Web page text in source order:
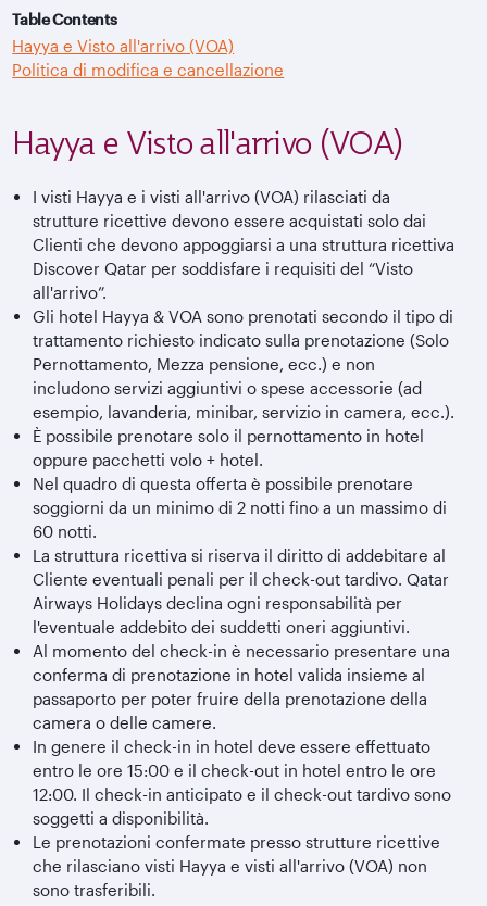
Table Contents
Hayya e Visto all'arrivo (VOA)
Politica di modifica e cancellazione
Hayya e Visto all'arrivo (VOA)
I visti Hayya e i visti all'arrivo (VOA) rilasciati da
strutture ricettive devono essere acquistati solo dai
Clienti che devono appoggiarsi a una struttura ricettiva
Discover Qatar per soddisfare i requisiti del “Visto
all'arrivo”.
Gli hotel Hayya & VOA sono prenotati secondo il tipo di
trattamento richiesto indicato sulla prenotazione (Solo
Pernottamento, Mezza pensione, ecc.) e non
includono servizi aggiuntivi o spese accessorie (ad
esempio, lavanderia, minibar, servizio in camera, ecc.).
È possibile prenotare solo il pernottamento in hotel
oppure pacchetti volo + hotel.
Nel quadro di questa offerta è possibile prenotare
soggiorni da un minimo di 2 notti fino a un massimo di
60 notti.
La struttura ricettiva si riserva il diritto di addebitare al
Cliente eventuali penali per il check-out tardivo. Qatar
Airways Holidays declina ogni responsabilità per
l'eventuale addebito dei suddetti oneri aggiuntivi.
Al momento del check-in è necessario presentare una
conferma di prenotazione in hotel valida insieme al
passaporto per poter fruire della prenotazione della
camera o delle camere.
In genere il check-in in hotel deve essere effettuato
entro le ore 15:00 e il check-out in hotel entro le ore
12:00. Il check-in anticipato e il check-out tardivo sono
soggetti a disponibilità.
Le prenotazioni confermate presso strutture ricettive
che rilasciano visti Hayya e visti all'arrivo (VOA) non
sono trasferibili.